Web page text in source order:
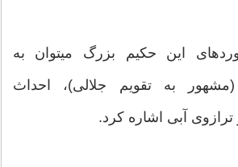
این حکیم بزرگ میتوان به
به تقویم جلالی)، احداث
آبی اشاره کرد.